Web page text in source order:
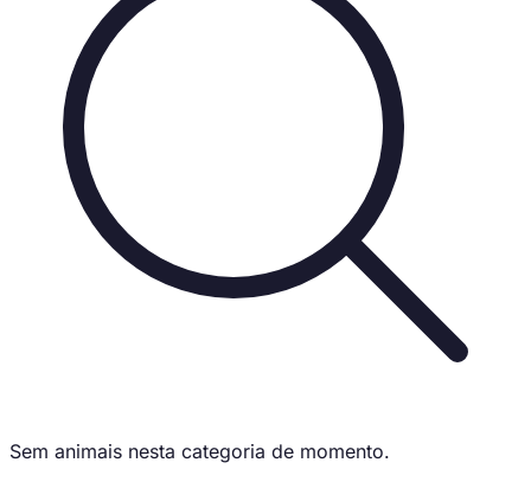
Sem animais nesta categoria de momento.